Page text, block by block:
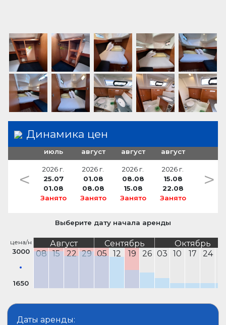
Динамика цен
июль
2026 г.
25.07
01.08
Занято
август
2026 г.
01.08
08.08
Занято
август
2026 г.
08.08
15.08
Занято
август
2026 г.
15.08
22.08
Занято
< >
Выберите дату начала аренды
цена/н
3000
1650
Август Сентябрь
Октябрь
08
15 22 29 05 12 19 26 03 10 17 24
Даты аренды: